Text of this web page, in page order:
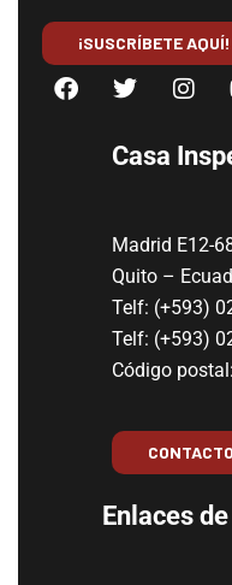
¡SUSCRÍBETE AQUÍ!
Casa
Madrid E12-
Quito –
Telf: (+593)
Telf: (+593)
Código
CONTACTO
Enlaces